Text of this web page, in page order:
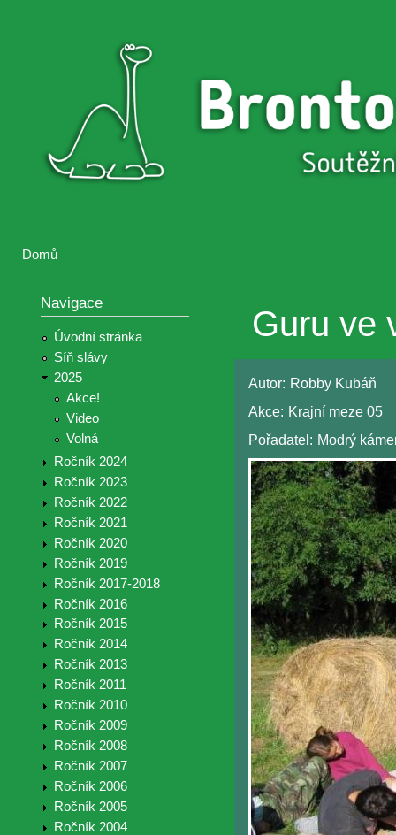
Brontosaurus
Brontosaurus
Domů
Navigace
Úvodní stránka
Síň slávy
2025
Akce!
Video
Volná
Ročník 2024
Ročník 2023
Ročník 2022
Ročník 2021
Ročník 2020
Ročník 2019
Ročník 2017-2018
Ročník 2016
Ročník 2015
Ročník 2014
Ročník 2013
Ročník 2011
Ročník 2010
Ročník 2009
Ročník 2008
Ročník 2007
Ročník 2006
Ročník 2005
Ročník 2004
Guru ve
Autor: Robby Kubáň
Akce: Krajní meze 05
Pořadatel: Modrý